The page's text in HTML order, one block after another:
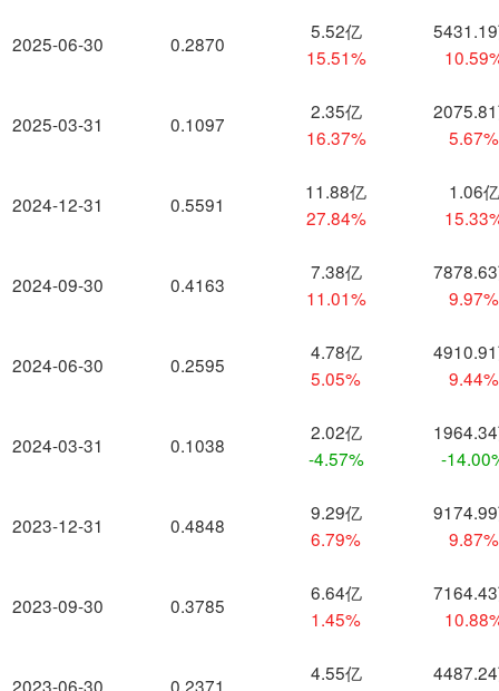
2025-06-30
2025-03-31
2024-12-31
2024-09-30
2024-06-30
2024-03-31
2023-12-31
2023-09-30
2023-06-30
0.2870
5.52亿
15.51%
0.1097
2.35亿
16.37%
5.67%
0.5591
11.88亿
27.84%
1.06亿
0.4163
7.38亿
11.01%
9.97%
0.2595
4.78亿
5.05%
9.44%
0.1038
2.02亿
-4.57%
-
0.4848
9.29亿
6.79%
9.87%
0.3785
6.64亿
1.45%
0.2371
4.55亿